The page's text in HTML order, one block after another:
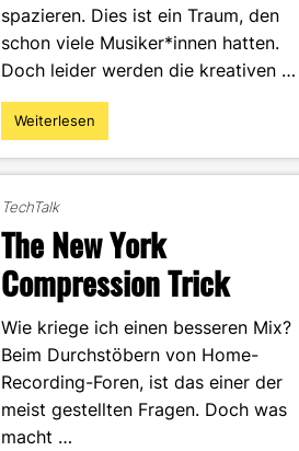
spazieren. Dies ist ein Traum, den
schon viele Musiker*innen hatten.
Doch leider werden die kreativen …
"Aus
KI
–
Wie
iZotope`s
künstliche
Intelligenz
einen
künstlerischen
Mix
Weiterlesen
TechTalk
The New York
Compression Trick
Wie kriege ich einen besseren Mix?
Beim Durchstöbern von Home-
Recording-Foren, ist das einer der
meist gestellten Fragen. Doch was
macht …